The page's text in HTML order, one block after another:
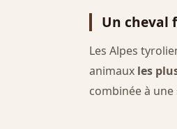
Un cheval
Les Alpes
animaux les
combinée à